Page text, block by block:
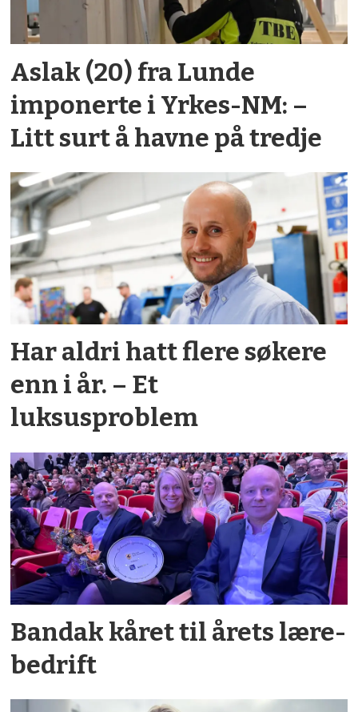
Aslak (20) fra Lunde
imponerte i Yrkes-NM: –
Litt surt å havne på tredje
Har aldri hatt flere søkere
enn i år. – Et
luksusproblem
Bandak kåret til årets lære­
bedrift